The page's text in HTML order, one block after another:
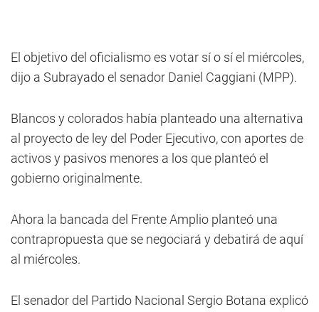
El objetivo del oficialismo es votar sí o sí el miércoles,
dijo a Subrayado el senador Daniel Caggiani (MPP).
Blancos y colorados había planteado una alternativa
al proyecto de ley del Poder Ejecutivo, con aportes de
activos y pasivos menores a los que planteó el
gobierno originalmente.
Ahora la bancada del Frente Amplio planteó una
contrapropuesta que se negociará y debatirá de aquí
al miércoles.
El senador del Partido Nacional Sergio Botana explicó